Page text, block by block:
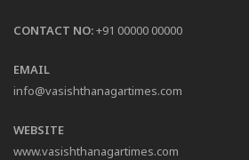
CONTACT NO:+91 00000 00000
EMAIL
info@vasishthanagartimes.com
WEBSITE
www.vasishthanagartimes.com